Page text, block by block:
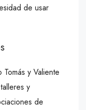
de usar
y Valiente
y
de